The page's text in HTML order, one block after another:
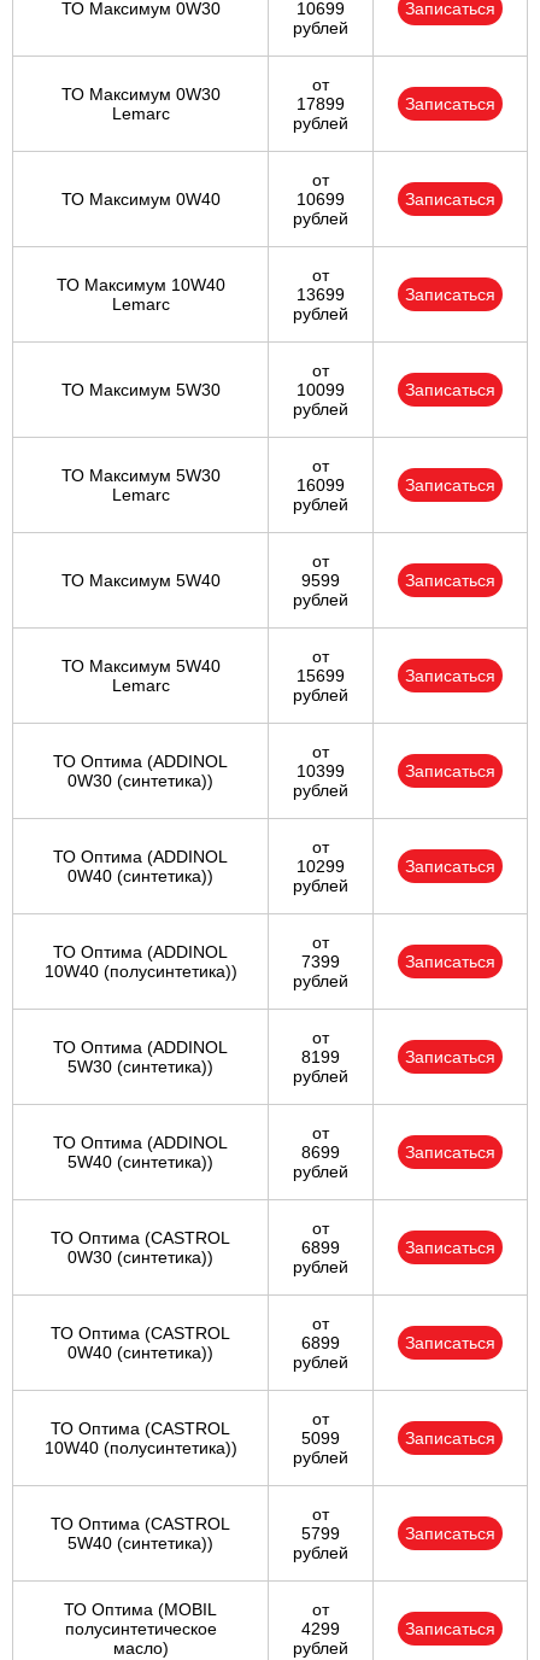
ТО Максимум 0W30
10699
рублей
Записаться
ТО Максимум 0W30
Lemarc
от
17899
рублей
Записаться
ТО Максимум 0W40
от
10699
рублей
Записаться
ТО Максимум 10W40
Lemarc
от
13699
рублей
Записаться
ТО Максимум 5W30
от
10099
рублей
Записаться
ТО Максимум 5W30
Lemarc
от
16099
рублей
Записаться
ТО Максимум 5W40
от
9599
рублей
Записаться
ТО Максимум 5W40
Lemarc
от
15699
рублей
Записаться
ТО Оптима (ADDINOL
0W30 (синтетика))
от
10399
рублей
Записаться
ТО Оптима (ADDINOL
0W40 (синтетика))
от
10299
рублей
Записаться
ТО Оптима (ADDINOL
10W40 (полусинтетика))
от
7399
рублей
Записаться
ТО Оптима (ADDINOL
5W30 (синтетика))
от
8199
рублей
Записаться
ТО Оптима (ADDINOL
5W40 (синтетика))
от
8699
рублей
Записаться
ТО Оптима (CASTROL
0W30 (синтетика))
от
6899
рублей
Записаться
ТО Оптима (CASTROL
0W40 (синтетика))
от
6899
рублей
Записаться
ТО Оптима (CASTROL
10W40 (полусинтетика))
от
5099
рублей
Записаться
ТО Оптима (CASTROL
5W40 (синтетика))
от
5799
рублей
Записаться
ТО Оптима (MOBIL
полусинтетическое
масло)
от
4299
рублей
Записаться